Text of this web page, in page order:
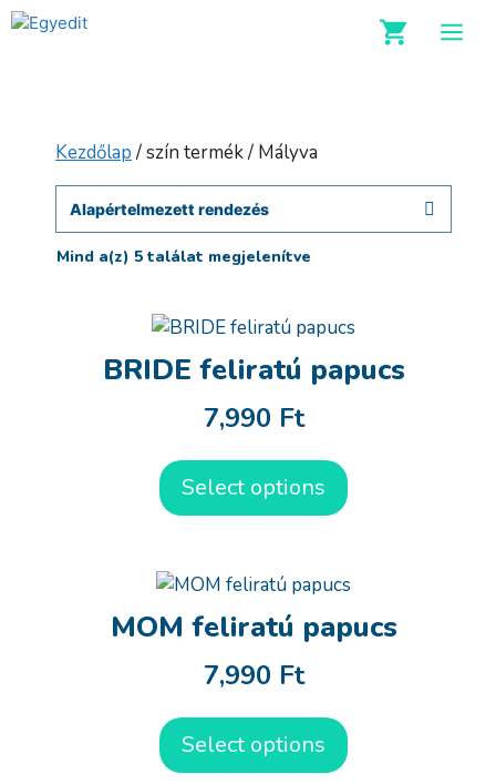
Kilépés
Kezdőlap/ szín termék / Mályva
Mind a(z) 5 találat megjelenítve
BRIDE feliratú papucs
7,990 Ft
Select options
MOM feliratú papucs
7,990 Ft
Select options